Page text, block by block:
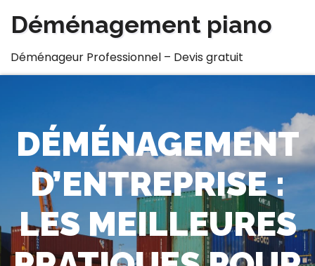
Déménagement piano
Déménageur Professionnel – Devis gratuit
DÉMÉNAGEMENT
D’ENTREPRISE :
LES MEILLEURES